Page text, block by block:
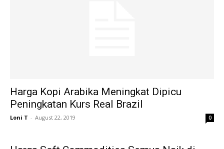
Harga Kopi Arabika Meningkat Dipicu
Peningkatan Kurs Real Brazil
Loni T - August 22, 2019 0